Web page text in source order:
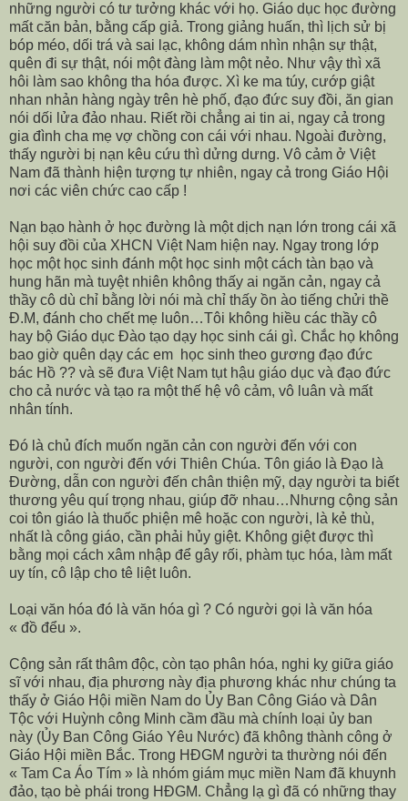
những người có tư tưởng khác với họ. Giáo dục học đường
mất căn bản, bằng cấp giả. Trong giảng huấn, thì lịch sử bị
bóp méo, dối trá và sai lạc, không dám nhìn nhận sự thật,
quên đi sự thật, nói một đàng làm một nẻo. Như vậy thì xã
hôi làm sao không tha hóa được. Xì ke ma túy, cướp giật
nhan nhản hàng ngày trên hè phố, đạo đức suy đồi, ăn gian
nói dối lửa đảo nhau. Riết rồi chẳng ai tin ai, ngay cả trong
gia đình cha mẹ vợ chồng con cái với nhau. Ngoài đường,
thấy người bị nạn kêu cứu thì dửng dưng. Vô cảm ở Việt
Nam đã thành hiện tượng tự nhiên, ngay cả trong Giáo Hội
nơi các viên chức cao cấp !
Nạn bạo hành ở học đường là một dịch nạn lớn trong cái xã
hội suy đồi của XHCN Việt Nam hiện nay. Ngay trong lớp
học một học sinh đánh một học sinh một cách tàn bạo và
hung hãn mà tuyệt nhiên không thấy ai ngăn cản, ngay cả
thầy cô dù chỉ bằng lời nói mà chỉ thấy ồn ào tiếng chửi thề
Đ.M, đánh cho chết mẹ luôn…Tôi không hiều các thầy cô
hay bộ Giáo dục Đào tạo dạy học sinh cái gì. Chắc họ không
bao giờ quên dạy các em học sinh theo gương đạo đức
bác Hồ ?? và sẽ đưa Việt Nam tụt hậu giáo dục và đạo đức
cho cả nước và tạo ra một thế hệ vô cảm, vô luân và mất
nhân tính.
Đó là chủ đích muốn ngăn cản con người đến với con
người, con người đến với Thiên Chúa. Tôn giáo là Đạo là
Đường, dẫn con người đến chân thiện mỹ, dạy người ta biết
thương yêu quí trọng nhau, giúp đỡ nhau…Nhưng cộng sản
coi tôn giáo là thuốc phiện mê hoặc con người, là kẻ thù,
nhất là công giáo, cần phải hủy giệt. Không giệt được thì
bằng mọi cách xâm nhập để gây rối, phàm tục hóa, làm mất
uy tín, cô lập cho tê liệt luôn.
Loại văn hóa đó là văn hóa gì ? Có người gọi là văn hóa
« đồ đểu ».
Cộng sản rất thâm độc, còn tạo phân hóa, nghi kỵ giữa giáo
sĩ với nhau, địa phương này địa phương khác như chúng ta
thấy ở Giáo Hội miền Nam do Ủy Ban Công Giáo và Dân
Tộc với Huỳnh công Minh cầm đầu mà chính loại ủy ban
này (Ủy Ban Công Giáo Yêu Nước) đã không thành công ở
Giáo Hội miền Bắc. Trong HĐGM người ta thường nói đến
« Tam Ca Áo Tím » là nhóm giám mục miền Nam đã khuynh
đảo, tạo bè phái trong HĐGM. Chẳng lạ gì đã có những thay